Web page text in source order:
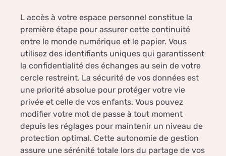
L accès à votre espace personnel constitue la
première étape pour assurer cette continuité
entre le monde numérique et le papier. Vous
utilisez des identifiants uniques qui garantissent
la confidentialité des échanges au sein de votre
cercle restreint. La sécurité de vos données est
une priorité absolue pour protéger votre vie
privée et celle de vos enfants. Vous pouvez
modifier votre mot de passe à tout moment
depuis les réglages pour maintenir un niveau de
protection optimal. Cette autonomie de gestion
assure une sérénité totale lors du partage de vos